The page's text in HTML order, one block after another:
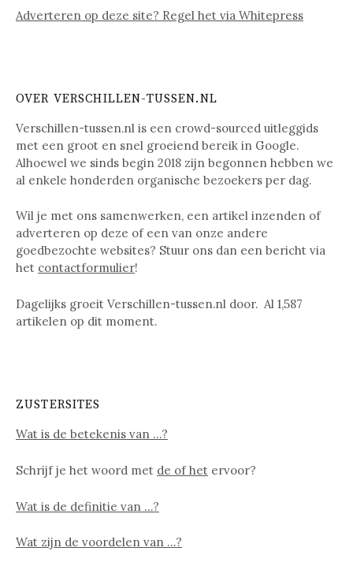
Adverteren op deze site? Regel het via Whitepress
OVER VERSCHILLEN-TUSSEN.NL
Verschillen-tussen.nl is een crowd-sourced uitleggids
met een groot en snel groeiend bereik in Google.
Alhoewel we sinds begin 2018 zijn begonnen hebben we
al enkele honderden organische bezoekers per dag.
Wil je met ons samenwerken, een artikel inzenden of
adverteren op deze of een van onze andere
goedbezochte websites? Stuur ons dan een bericht via
het contactformulier!
Dagelijks groeit Verschillen-tussen.nl door. Al 1,587
artikelen op dit moment.
ZUSTERSITES
Wat is de betekenis van …?
Schrijf je het woord met de of het ervoor?
Wat is de definitie van …?
Wat zijn de voordelen van …?